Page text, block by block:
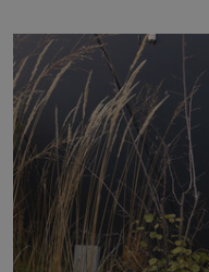
ani partnera. Stačily
Hned po studiích